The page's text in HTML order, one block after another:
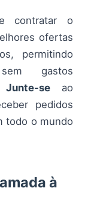
contratar o
ofertas
permitindo
gastos
Junte-se ao
pedidos
todo o mundo
à